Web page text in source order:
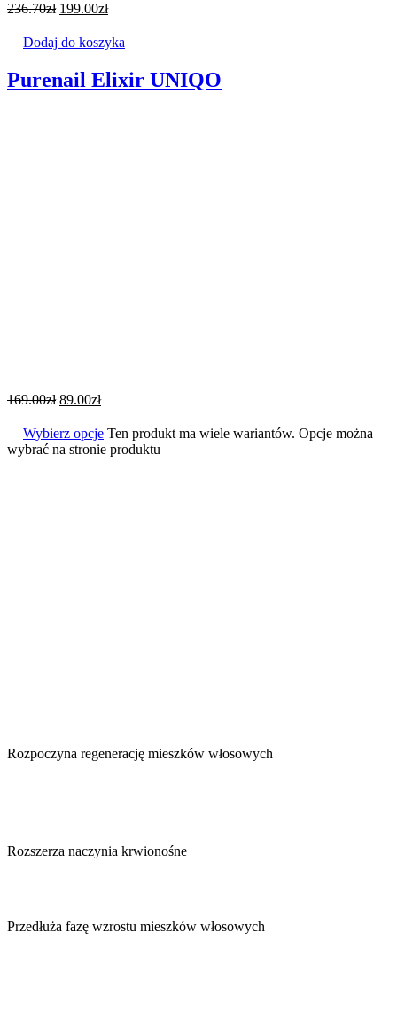
236.70zł 199.00zł
Dodaj do koszyka
Purenail Elixir UNIQO
169.00zł 89.00zł
Wybierz opcje Ten produkt ma wiele wariantów. Opcje można
wybrać na stronie produktu
Rozpoczyna regenerację mieszków włosowych
Rozszerza naczynia krwionośne
Przedłuża fazę wzrostu mieszków włosowych